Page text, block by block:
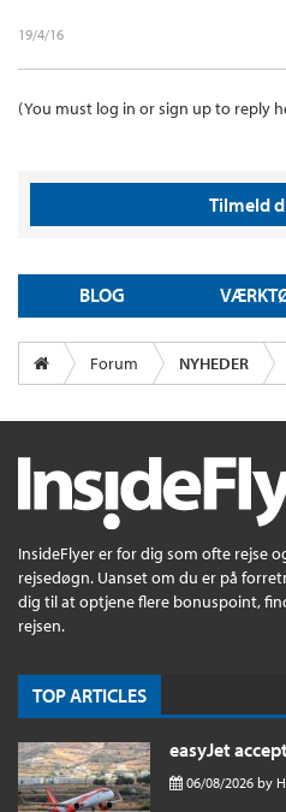
19/4/16
(You must log in or sign up to reply
Tilmeld
BLOG
Forum NYHEDER
InsideFlyer er for dig som ofte rejse
rejsedøgn. Uanset om du er på
dig til at optjene flere bonuspoint,
rejsen.
TOP ARTICLES
easyJet
06/08/2026 by